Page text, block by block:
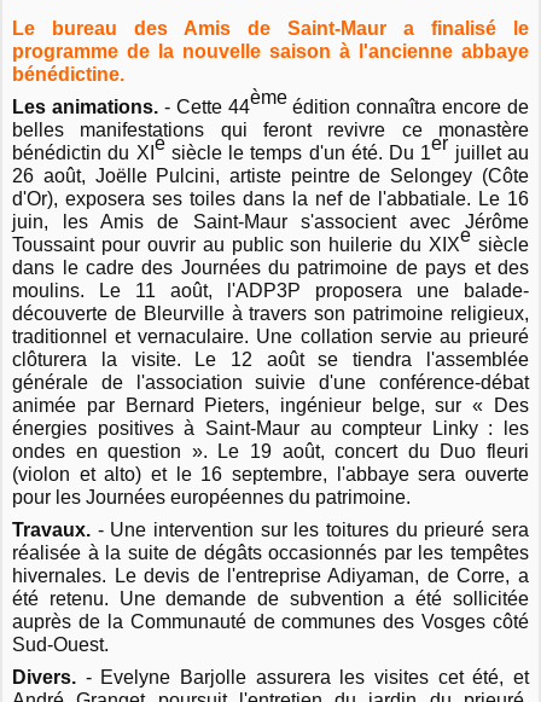
Le bureau des Amis de Saint-Maur a finalisé le
programme de la nouvelle saison à l'ancienne abbaye
bénédictine.
Les animations.- Cette 44ème édition connaîtra encore de
belles manifestations qui feront revivre ce monastère
bénédictin du XI e siècle le temps d'un été. Du 1er juillet au
26 août, Joëlle Pulcini, artiste peintre de Selongey (Côte
d'Or), exposera ses toiles dans la nef de l'abbatiale. Le 16
juin, les Amis de Saint-Maur s'associent avec Jérôme
Toussaint pour ouvrir au public son huilerie du XIXe siècle
dans le cadre des Journées du patrimoine de pays et des
moulins. Le 11 août, l'ADP3P proposera une balade-
découverte de Bleurville à travers son patrimoine religieux,
traditionnel et vernaculaire. Une collation servie au prieuré
clôturera la visite. Le 12 août se tiendra l'assemblée
générale de l'association suivie d'une conférence-débat
animée par Bernard Pieters, ingénieur belge, sur « Des
énergies positives à Saint-Maur au compteur Linky : les
ondes en question ». Le 19 août, concert du Duo fleuri
(violon et alto) et le 16 septembre, l'abbaye sera ouverte
pour les Journées européennes du patrimoine.
Travaux. - Une intervention sur les toitures du prieuré sera
réalisée à la suite de dégâts occasionnés par les tempêtes
hivernales. Le devis de l'entreprise Adiyaman, de Corre, a
été retenu. Une demande de subvention a été sollicitée
auprès de la Communauté de communes des Vosges côté
Sud-Ouest.
Divers. - Evelyne Barjolle assurera les visites cet été, et